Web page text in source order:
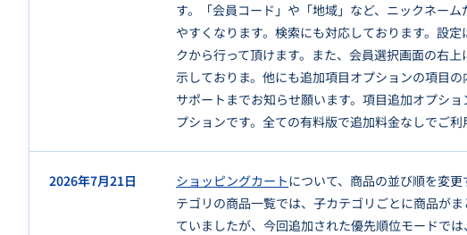
す。「会員コード」や「地域」など、ニックネー
やすくなります。検索にも対応しております。設
クから行って頂けます。また、会員選択画面の右
示しておりま。他にも追加項目オプションの項目
サポートまでお知らせ願います。項目追加オプシ
プションです。全ての有料版で追加料金なしでご
2026年7月21日 ショッピングカートについて、商品の並び順を変
テゴリの商品一覧では、子カテゴリごとに商品が
ていましたが、今回追加された優先順位モードで